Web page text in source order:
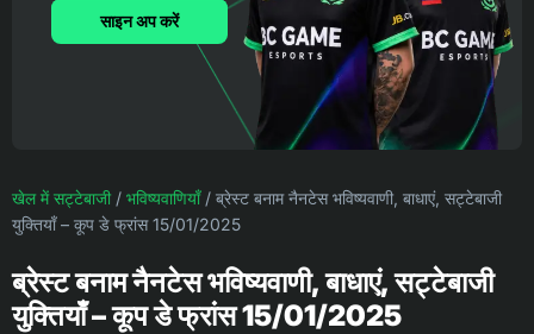
साइन अप करें
खेल में सट्टेबाजी/ भविष्यवाणियाँ/ ब्रेस्ट बनाम नैनटेस भविष्यवाणी, बाधाएं, सट्टेबाजी
युक्तियाँ – कूप डे फ्रांस 15/01/2025
ब्रेस्ट बनाम नैनटेस भविष्यवाणी, बाधाएं, सट्टेबाजी
युक्तियाँ – कूप डे फ्रांस 15/01/2025